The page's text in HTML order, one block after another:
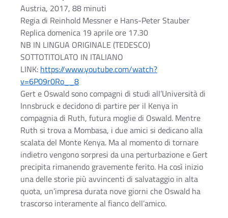
Austria, 2017, 88 minuti
Regia di Reinhold Messner e Hans-Peter Stauber
Replica domenica 19 aprile ore 17.30
NB IN LINGUA ORIGINALE (TEDESCO)
SOTTOTITOLATO IN ITALIANO
LINK: https://www.youtube.com/watch?
v=6P09r0Ro__8
Gert e Oswald sono compagni di studi all’Università di
Innsbruck e decidono di partire per il Kenya in
compagnia di Ruth, futura moglie di Oswald. Mentre
Ruth si trova a Mombasa, i due amici si dedicano alla
scalata del Monte Kenya. Ma al momento di tornare
indietro vengono sorpresi da una perturbazione e Gert
precipita rimanendo gravemente ferito. Ha così inizio
una delle storie più avvincenti di salvataggio in alta
quota, un’impresa durata nove giorni che Oswald ha
trascorso interamente al fianco dell’amico.